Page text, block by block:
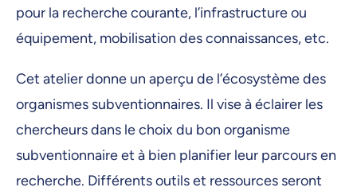
pour la recherche courante, l’infrastructure ou
équipement, mobilisation des connaissances, etc.
Cet atelier donne un aperçu de l’écosystème des
organismes subventionnaires. Il vise à éclairer les
chercheurs dans le choix du bon organisme
subventionnaire et à bien planifier leur parcours en
recherche. Différents outils et ressources seront